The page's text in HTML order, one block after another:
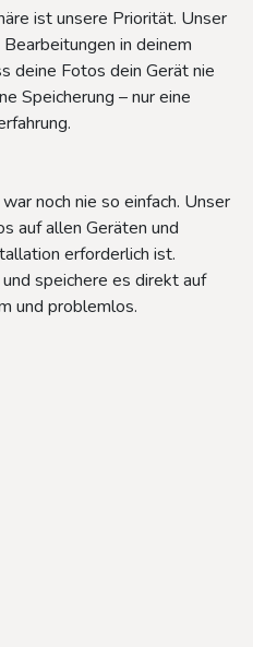
ist unsere Priorität. Unser
in deinem
deine Fotos dein Gerät nie
Speicherung – nur eine
noch nie so einfach. Unser
auf allen Geräten und
erforderlich ist.
speichere es direkt auf
und problemlos.